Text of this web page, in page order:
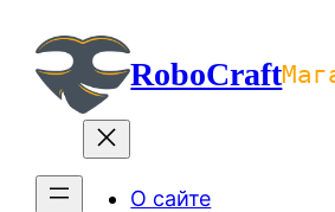
содержимомуRoboCraft
О сайте